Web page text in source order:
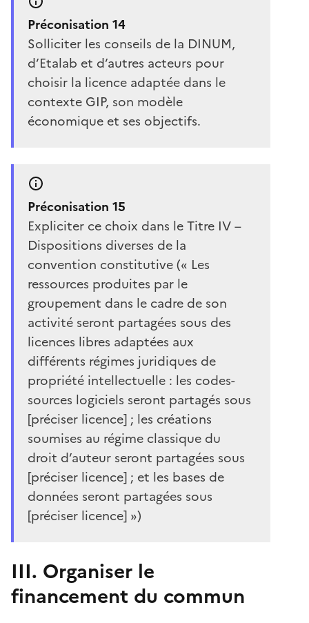
Préconisation 14
Solliciter les conseils de la DINUM,
d’Etalab et d’autres acteurs pour
choisir la licence adaptée dans le
contexte GIP, son modèle
économique et ses objectifs.
Préconisation 15
Expliciter ce choix dans le Titre IV –
Dispositions diverses de la
convention constitutive (« Les
ressources produites par le
groupement dans le cadre de son
activité seront partagées sous des
licences libres adaptées aux
différents régimes juridiques de
propriété intellectuelle : les codes-
sources logiciels seront partagés sous
[préciser licence] ; les créations
soumises au régime classique du
droit d’auteur seront partagées sous
[préciser licence] ; et les bases de
données seront partagées sous
[préciser licence] »)
III. Organiser le
financement du commun